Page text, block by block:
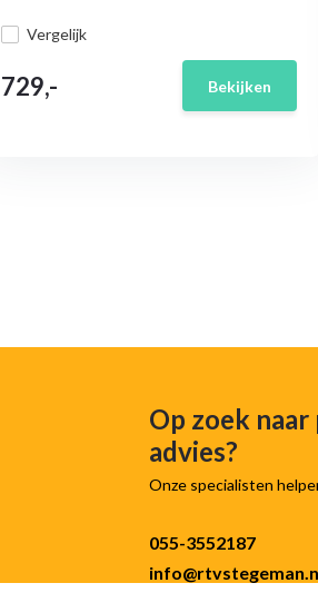
Vergelijk
729,- Bekijken
Op zoek
advies?
Onze specialisten
055-3552187